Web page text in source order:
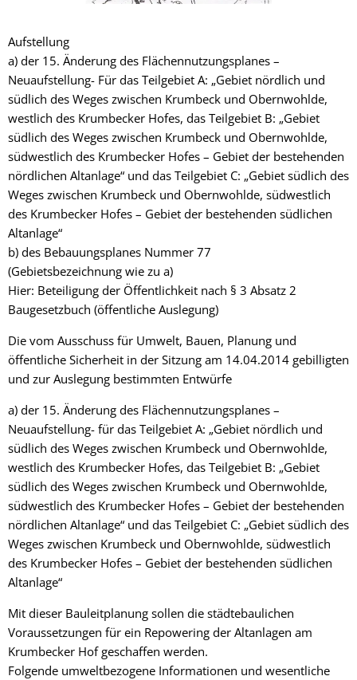
Aufstellung
a) der 15. Änderung des Flächennutzungsplanes –
Neuaufstellung- Für das Teilgebiet A: „Gebiet nördlich und
südlich des Weges zwischen Krumbeck und Obernwohlde,
westlich des Krumbecker Hofes, das Teilgebiet B: „Gebiet
südlich des Weges zwischen Krumbeck und Obernwohlde,
südwestlich des Krumbecker Hofes – Gebiet der bestehenden
nördlichen Altanlage“ und das Teilgebiet C: „Gebiet südlich des
Weges zwischen Krumbeck und Obernwohlde, südwestlich
des Krumbecker Hofes – Gebiet der bestehenden südlichen
Altanlage“
b) des Bebauungsplanes Nummer 77
(Gebietsbezeichnung wie zu a)
Hier: Beteiligung der Öffentlichkeit nach § 3 Absatz 2
Baugesetzbuch (öffentliche Auslegung)
Die vom Ausschuss für Umwelt, Bauen, Planung und
öffentliche Sicherheit in der Sitzung am 14.04.2014 gebilligten
und zur Auslegung bestimmten Entwürfe
a) der 15. Änderung des Flächennutzungsplanes –
Neuaufstellung- für das Teilgebiet A: „Gebiet nördlich und
südlich des Weges zwischen Krumbeck und Obernwohlde,
westlich des Krumbecker Hofes, das Teilgebiet B: „Gebiet
südlich des Weges zwischen Krumbeck und Obernwohlde,
südwestlich des Krumbecker Hofes – Gebiet der bestehenden
nördlichen Altanlage“ und das Teilgebiet C: „Gebiet südlich des
Weges zwischen Krumbeck und Obernwohlde, südwestlich
des Krumbecker Hofes – Gebiet der bestehenden südlichen
Altanlage“
Mit dieser Bauleitplanung sollen die städtebaulichen
Voraussetzungen für ein Repowering der Altanlagen am
Krumbecker Hof geschaffen werden.
Folgende umweltbezogene Informationen und wesentliche